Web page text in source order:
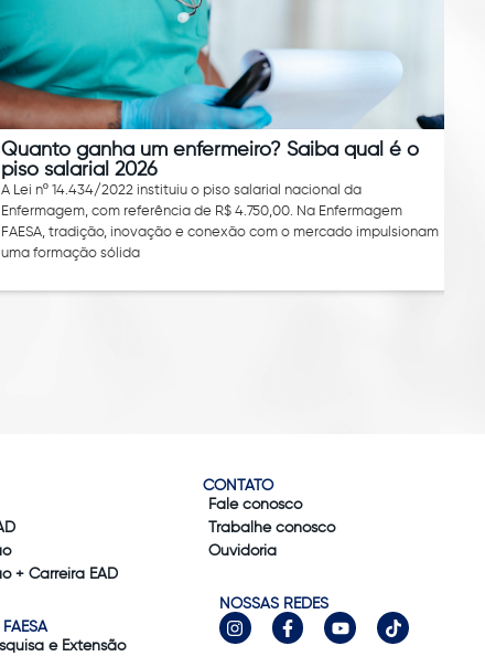
Quanto ganha um enfermeiro? Saiba qual é o
piso salarial 2026
A Lei nº 14.434/2022 instituiu o piso salarial nacional da
Enfermagem, com referência de R$ 4.750,00. Na Enfermagem
FAESA, tradição, inovação e conexão com o mercado impulsionam
uma formação sólida
+ Carreira EAD
e Extensão
CONTATO
Fale conosco
Trabalhe conosco
Ouvidoria
NOSSAS REDES